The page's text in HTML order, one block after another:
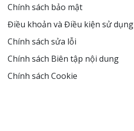
Chính sách bảo mật
Điều khoản và Điều kiện sử dụng
Chính sách sửa lỗi
Chính sách Biên tập nội dung
Chính sách Cookie